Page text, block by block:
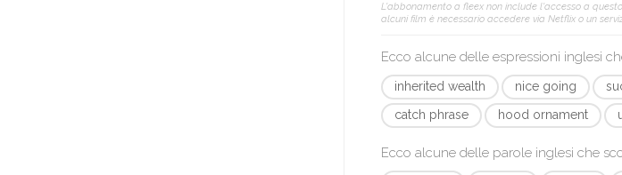
L'abbonamento a fleex non include l'accesso a
alcuni film è necessario accedere via Netflix o un
Ecco alcune delle espressioni inglesi
inherited wealth nice going
catch phrase
hood ornament
Ecco alcune delle parole inglesi che